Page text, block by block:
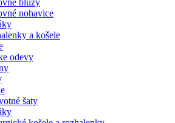
nohavice
a košele
odevy
šaty